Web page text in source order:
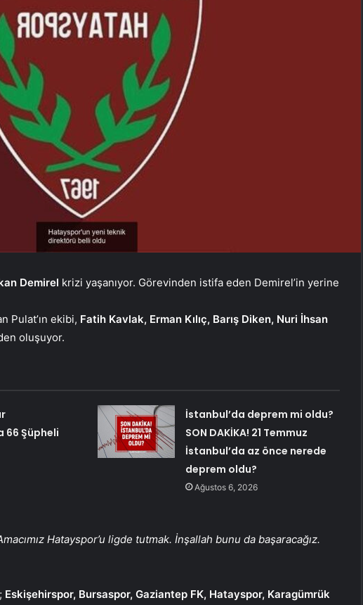
Demirel krizi yaşanıyor. Görevinden istifa eden Demirel’in yerine
Pulat’ın ekibi, Fatih Kavlak, Erman Kılıç, Barış Diken, Nuri İhsan
oluşuyor.
66 Şüpheli
İstanbul’da deprem mi oldu?
SON DAKİKA! 21 Temmuz
İstanbul’da az önce nerede
deprem oldu?
Ağustos 6, 2026
Hatayspor’u ligde tutmak. İnşallah bunu da başaracağız.
Eskişehirspor, Bursaspor, Gaziantep FK, Hatayspor, Karagümrük